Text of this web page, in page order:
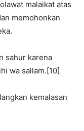
malaikat atas
memohonkan
sahur karena
wa sallam.[10]
kemalasan